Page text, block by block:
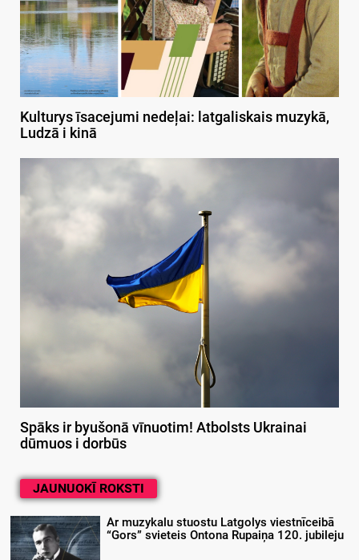
Kulturys īsacejumi nedeļai: latgaliskais muzykā,
Ludzā i kinā
Spāks ir byušonā vīnuotim! Atbolsts Ukrainai
dūmuos i dorbūs
JAUNUOKĪ ROKSTI
Ar muzykalu stuostu Latgolys viestnīceibā
“Gors” svieteis Ontona Rupaiņa 120. jubileju